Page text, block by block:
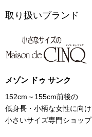
取り扱いブランド
メゾン ドゥ サンク
152cm～155cm前後の
低身長・小柄な女性に向
小さいサイズ専門ショップ